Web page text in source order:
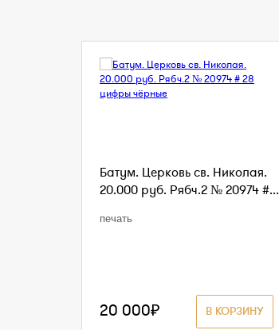
Батум. Церковь св. Николая.
20.000 руб. Рябч.2 № 20974 #...
печать
В КОРЗИНУ
20 000₽